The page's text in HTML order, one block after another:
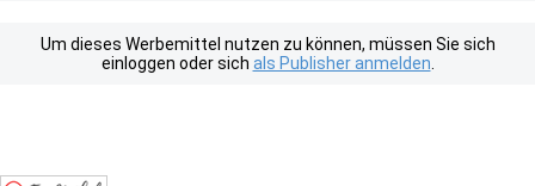
Um dieses Werbemittel nutzen zu können, müssen Sie sich
einloggen oder sich als Publisher anmelden